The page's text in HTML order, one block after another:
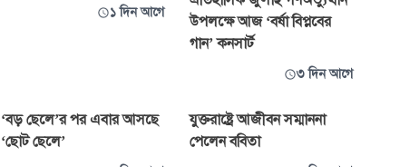
১ দিন আগে
উপলক্ষে আজ ‘বর্ষা বিপ্লবের
গান’ কনসার্ট
৩ দিন আগে
‘বড় ছেলে’র পর এবার আসছে
‘ছোট ছেলে’
যুক্তরাষ্ট্রে আজীবন সম্মাননা
পেলেন ববিতা